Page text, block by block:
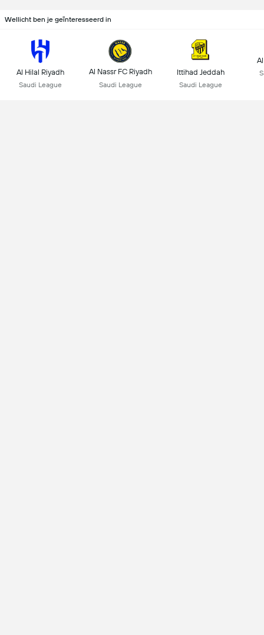
Wellicht ben je geïnteresseerd in
Al Hilal Riyadh
Saudi League
Al Nassr FC Riyadh
Saudi League
Ittihad Jeddah
Saudi League